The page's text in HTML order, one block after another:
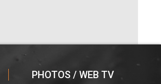
PHOTOS / WEB TV